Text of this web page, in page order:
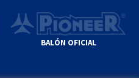
BALÓN OFICIAL